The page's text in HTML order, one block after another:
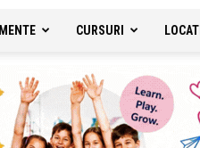
CURSURI LOCATII